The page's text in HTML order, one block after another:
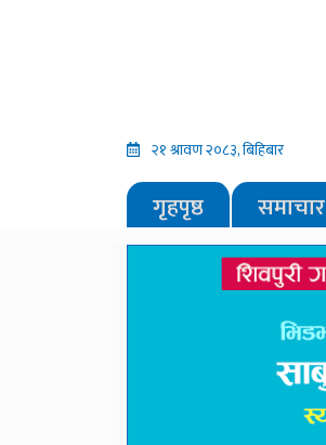
२१ श्रावण २०८३, बिहिबार
गृहपृष्ठ समाचार